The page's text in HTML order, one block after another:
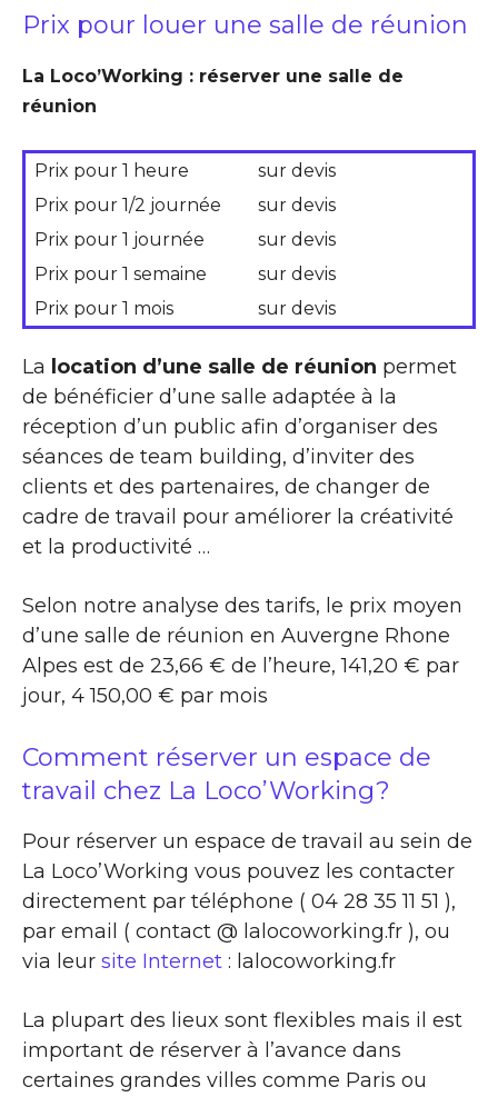
Prix pour louer une salle de réunion
La Loco’Working : réserver une salle de
réunion
Prix pour 1 heure
sur devis
Prix pour 1/2 journée
sur devis
Prix pour 1 journée
sur devis
Prix pour 1 semaine
sur devis
Prix pour 1 mois
sur devis
La location d’une salle de réunion permet
de bénéficier d’une salle adaptée à la
réception d’un public afin d’organiser des
séances de team building, d’inviter des
clients et des partenaires, de changer de
cadre de travail pour améliorer la créativité
et la productivité …
Selon notre analyse des tarifs, le prix moyen
d’une salle de réunion en Auvergne Rhone
Alpes est de 23,66 € de l’heure, 141,20 € par
jour, 4 150,00 € par mois
Comment réserver un espace de
travail chez La Loco’Working?
Pour réserver un espace de travail au sein de
La Loco’Working vous pouvez les contacter
directement par téléphone ( 04 28 35 11 51 ),
par email ( contact @ lalocoworking.fr ), ou
via leur site Internet : lalocoworking.fr
La plupart des lieux sont flexibles mais il est
important de réserver à l’avance dans
certaines grandes villes comme Paris ou